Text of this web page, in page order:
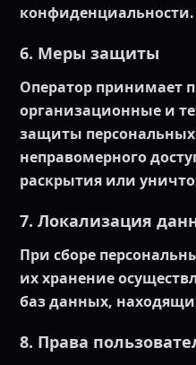
конфиденциальности.
6. Меры защиты
Оператор принимает
организационные и
защиты
неправомерного
раскрытия или
7. Локализация
При сборе
их хранение
баз данных,
8. Права